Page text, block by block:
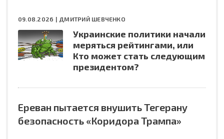
09.08.2026 | ДМИТРИЙ ШЕВЧЕНКО
Украинские политики начали
меряться рейтингами, или
Кто может стать следующим
президентом?
Ереван пытается внушить Тегерану
безопасность «Коридора Трампа»